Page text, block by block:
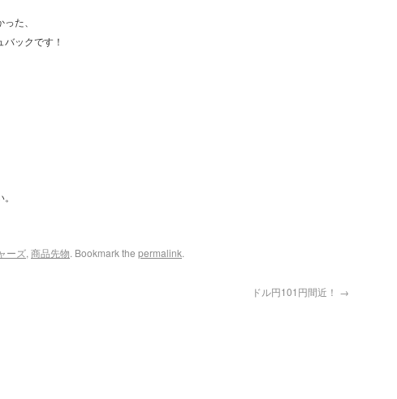
た、
ックです！
ーズ, 商品先物. Bookmark the permalink.
ドル円101円間近！ →